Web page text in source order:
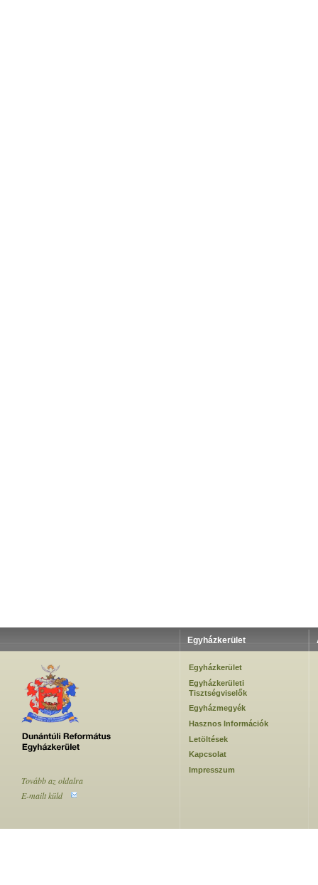
Egyházkerület
Egyházkerület
Egyházkerületi
Tisztségviselők
Egyházmegyék
Hasznos Információk
Letöltések
Kapcsolat
Impresszum
Tovább az oldalra
E-mailt küld